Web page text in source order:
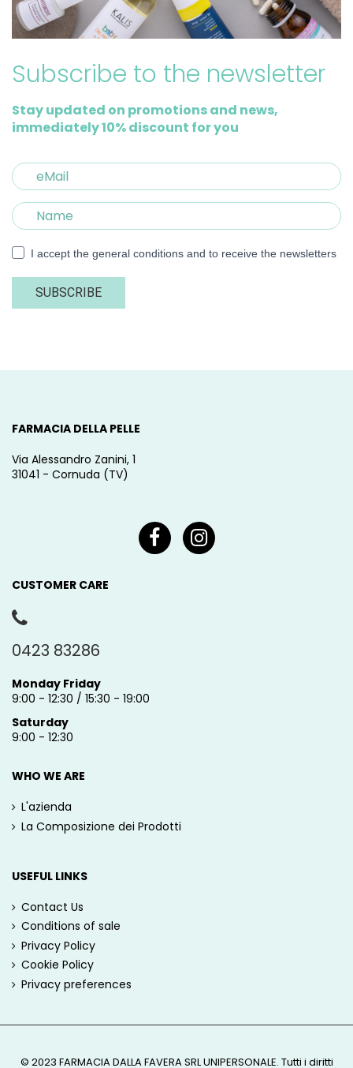
Subscribe to the newsletter
Stay updated on promotions and news,
immediately 10% discount for you
I accept the general conditions and to receive the newsletters
SUBSCRIBE
FARMACIA DELLA PELLE
Via Alessandro Zanini, 1
31041 - Cornuda (TV)
CUSTOMER CARE
0423 83286
Monday Friday
9:00 - 12:30 / 15:30 - 19:00
Saturday
9:00 - 12:30
WHO WE ARE
L'azienda
La Composizione dei Prodotti
USEFUL LINKS
Contact Us
Conditions of sale
Privacy Policy
Cookie Policy
Privacy preferences
© 2023 FARMACIA DALLA FAVERA SRL UNIPERSONALE. Tutti i diritti